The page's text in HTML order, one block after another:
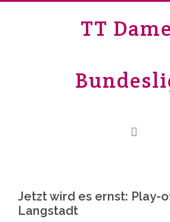
TT
Jetzt wird es ernst: Play-
Langstadt